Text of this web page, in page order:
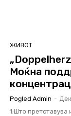
ЖИВОТ
Моќна
Pogled Admin -
1.Што претставува